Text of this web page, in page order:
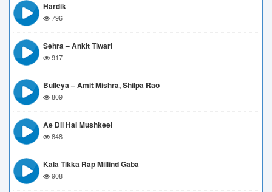
Hardik
796
Sehra – Ankit Tiwari
917
Bulleya – Amit Mishra, Shilpa Rao
809
Ae Dil Hai Mushkeel
848
Kala Tikka Rap Millind Gaba
908